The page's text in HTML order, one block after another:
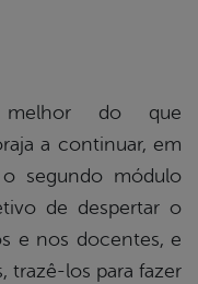
do que
a continuar, em
segundo módulo
de despertar o
e nos docentes, e
trazê-los para fazer